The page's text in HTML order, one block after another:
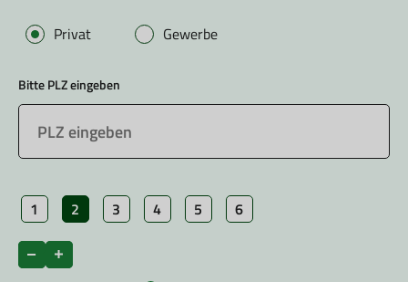
Privat Gewerbe
Bitte PLZ eingeben
1 2 3 4 5 6